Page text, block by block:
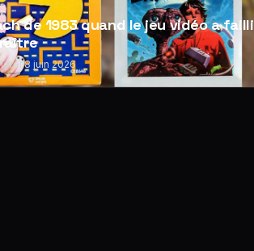
de 1983 quand le jeu vidéo a failli
·8 juin 2026